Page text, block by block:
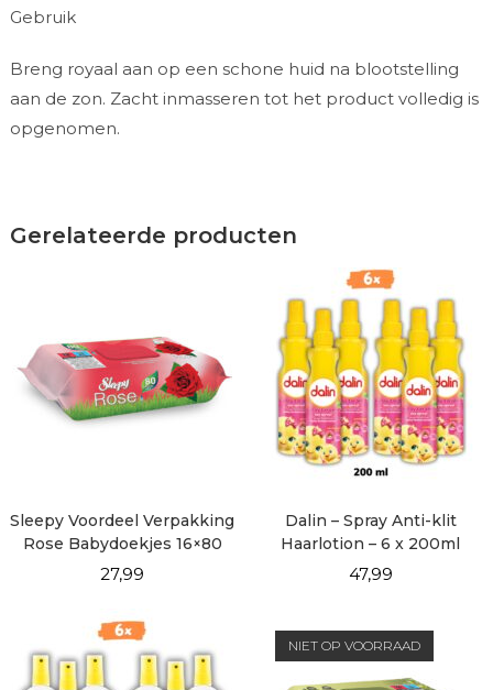
Gebruik
Breng royaal aan op een schone huid na blootstelling
aan de zon. Zacht inmasseren tot het product volledig is
opgenomen.
Gerelateerde producten
Sleepy Voordeel Verpakking
Rose Babydoekjes 16×80
vellen
27,99
Dalin – Spray Anti-klit
Haarlotion – 6 x 200ml
47,99
NIET OP VOORRAAD